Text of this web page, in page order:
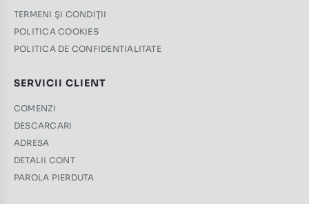
TERMENI ŞI CONDIŢII
POLITICA COOKIES
POLITICA DE CONFIDENTIALITATE
SERVICII CLIENT
COMENZI
DESCARCARI
ADRESA
DETALII CONT
PAROLA PIERDUTA